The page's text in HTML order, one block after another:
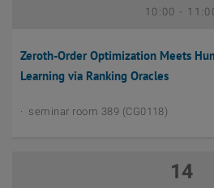
10:00 - Bis
Zeroth-Order Optimization Meets
Learning via Ranking Oracles
seminar room 389 (CG0118)
14